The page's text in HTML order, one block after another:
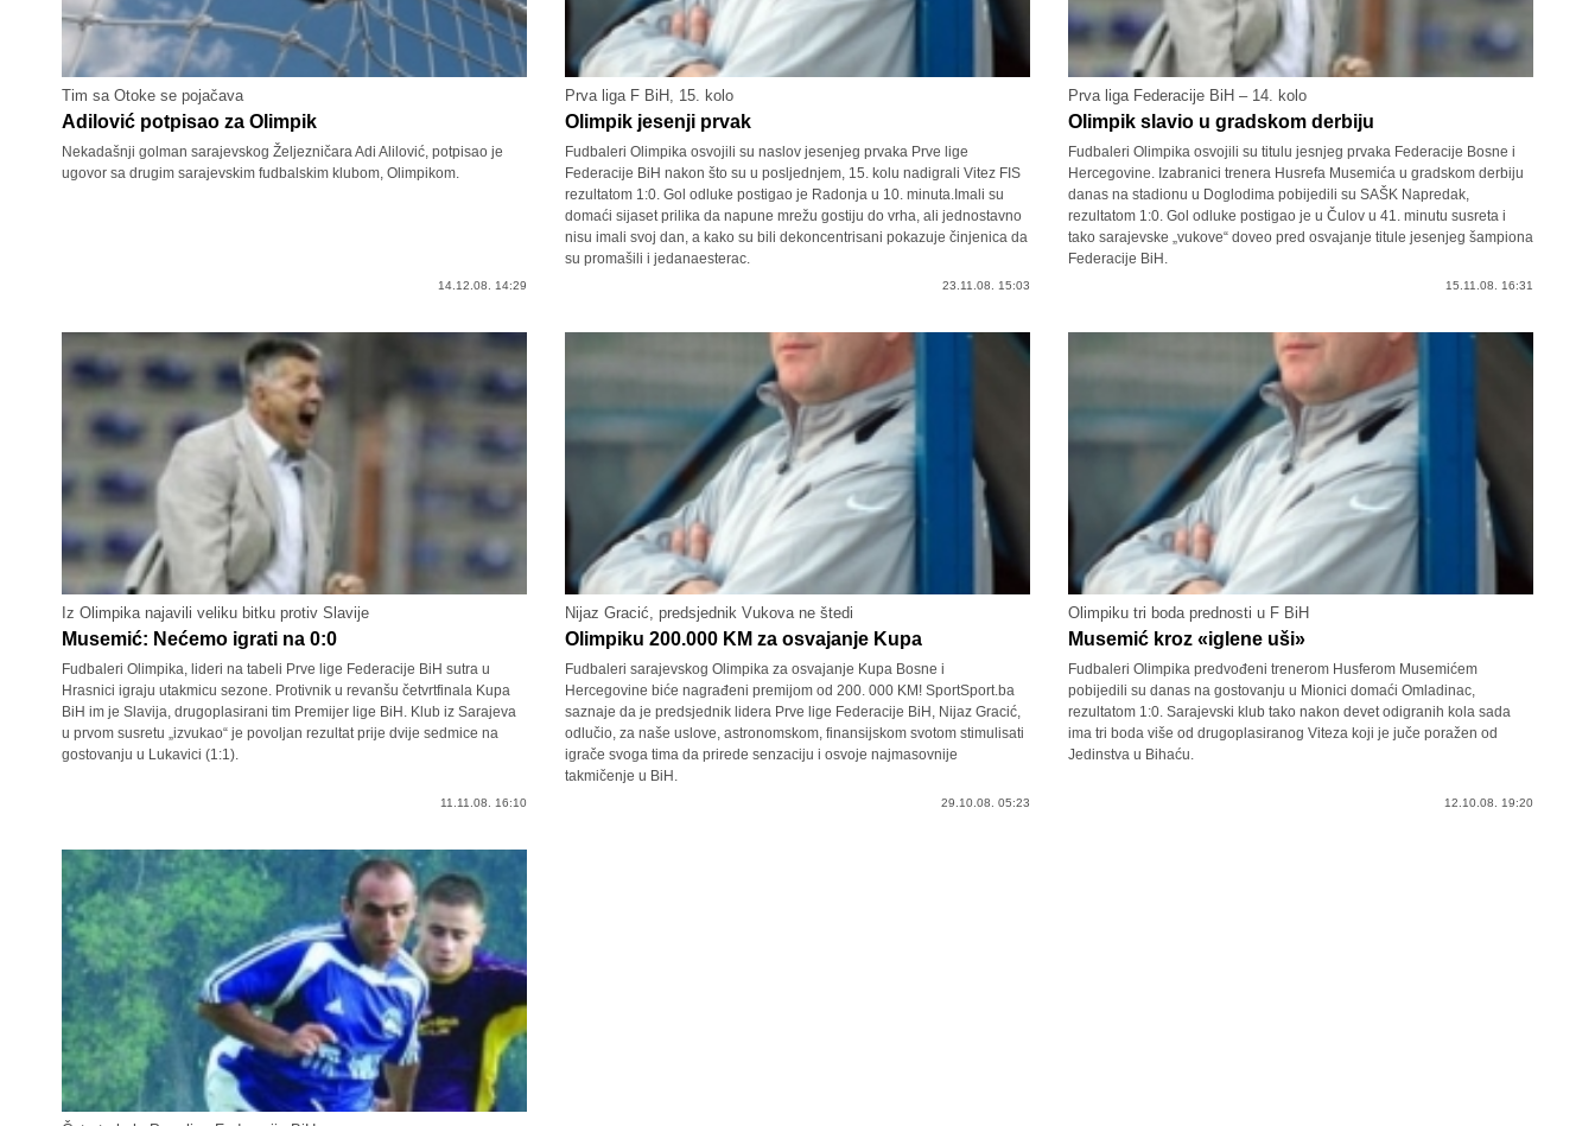
Tim sa Otoke se pojačava
Adilović potpisao za Olimpik
Nekadašnji golman sarajevskog Željezničara Adi Alilović, potpisao je
ugovor sa drugim sarajevskim fudbalskim klubom, Olimpikom.
14.12.08. 14:29
Prva liga F BiH, 15. kolo
Olimpik jesenji prvak
Fudbaleri Olimpika osvojili su naslov jesenjeg prvaka Prve lige
Federacije BiH nakon što su u posljednjem, 15. kolu nadigrali Vitez FIS
rezultatom 1:0. Gol odluke postigao je Radonja u 10. minuta.Imali su
domaći sijaset prilika da napune mrežu gostiju do vrha, ali jednostavno
nisu imali svoj dan, a kako su bili dekoncentrisani pokazuje činjenica da
su promašili i jedanaesterac.
23.11.08. 15:03
Prva liga Federacije BiH – 14. kolo
Olimpik slavio u gradskom derbiju
Fudbaleri Olimpika osvojili su titulu jesnjeg prvaka Federacije Bosne i
Hercegovine. Izabranici trenera Husrefa Musemića u gradskom derbiju
danas na stadionu u Doglodima pobijedili su SAŠK Napredak,
rezultatom 1:0. Gol odluke postigao je u Čulov u 41. minutu susreta i
tako sarajevske „vukove“ doveo pred osvajanje titule jesenjeg šampiona
Federacije BiH.
15.11.08. 16:31
Iz Olimpika najavili veliku bitku protiv Slavije
Musemić: Nećemo igrati na 0:0
Fudbaleri Olimpika, lideri na tabeli Prve lige Federacije BiH sutra u
Hrasnici igraju utakmicu sezone. Protivnik u revanšu četvrtfinala Kupa
BiH im je Slavija, drugoplasirani tim Premijer lige BiH. Klub iz Sarajeva
u prvom susretu „izvukao“ je povoljan rezultat prije dvije sedmice na
gostovanju u Lukavici (1:1).
11.11.08. 16:10
Nijaz Gracić, predsjednik Vukova ne štedi
Olimpiku 200.000 KM za osvajanje Kupa
Fudbaleri sarajevskog Olimpika za osvajanje Kupa Bosne i
Hercegovine biće nagrađeni premijom od 200. 000 KM! SportSport.ba
saznaje da je predsjednik lidera Prve lige Federacije BiH, Nijaz Gracić,
odlučio, za naše uslove, astronomskom, finansijskom svotom stimulisati
igrače svoga tima da prirede senzaciju i osvoje najmasovnije
takmičenje u BiH.
29.10.08. 05:23
Olimpiku tri boda prednosti u F BiH
Musemić kroz «iglene uši»
Fudbaleri Olimpika predvođeni trenerom Husferom Musemićem
pobijedili su danas na gostovanju u Mionici domaći Omladinac,
rezultatom 1:0. Sarajevski klub tako nakon devet odigranih kola sada
ima tri boda više od drugoplasiranog Viteza koji je juče poražen od
Jedinstva u Bihaću.
12.10.08. 19:20